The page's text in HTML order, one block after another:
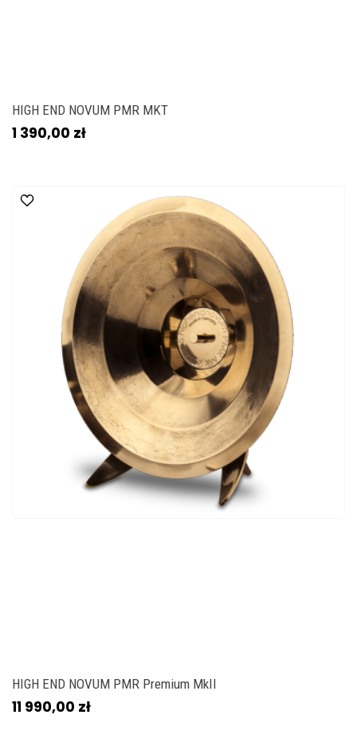
HIGH END NOVUM PMR MKT
1 390,00 zł
HIGH END NOVUM PMR Premium MkII
11 990,00 zł